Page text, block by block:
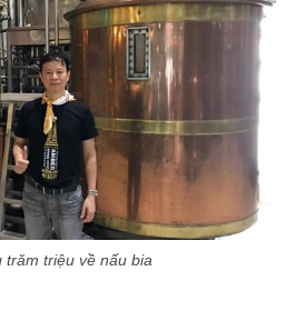
trăm triệu về nấu bia